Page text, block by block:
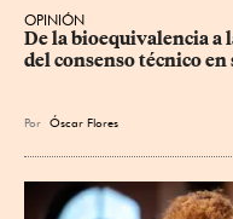
OPINIÓN
De la bioequivalencia a
del consenso técnico en
Por Óscar Flores